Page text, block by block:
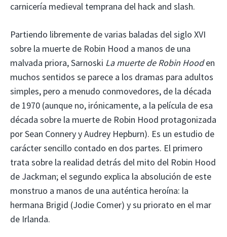
carnicería medieval temprana del hack and slash.
Partiendo libremente de varias baladas del siglo XVI
sobre la muerte de Robin Hood a manos de una
malvada priora, Sarnoski La muerte de Robin Hooden
muchos sentidos se parece a los dramas para adultos
simples, pero a menudo conmovedores, de la década
de 1970 (aunque no, irónicamente, a la película de esa
década sobre la muerte de Robin Hood protagonizada
por Sean Connery y Audrey Hepburn). Es un estudio de
carácter sencillo contado en dos partes. El primero
trata sobre la realidad detrás del mito del Robin Hood
de Jackman; el segundo explica la absolución de este
monstruo a manos de una auténtica heroína: la
hermana Brigid (Jodie Comer) y su priorato en el mar
de Irlanda.